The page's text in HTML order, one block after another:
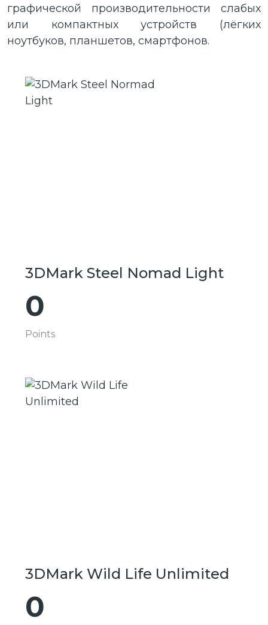
графической производительности слабых
или компактных устройств (лёгких
ноутбуков, планшетов, смартфонов.
3DMark Steel Nomad Light
0
Points
3DMark Wild Life Unlimited
0